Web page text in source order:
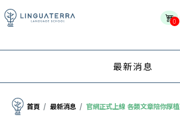
String was not recognized as a valid
0
最新消息
首頁 最新消息 官網正式上線 各類文章陪你厚